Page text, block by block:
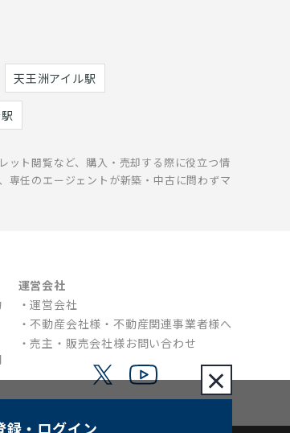
録 ・ログイン
×
天王洲アイル駅
ット閲覧など、購入・売却する際に役立つ情
専任のエージェントが新築・中古に問わずマ
運営会社
運営会社
不動産会社様・不動産関連事業者様へ
売主・販売会社様お問い合わせ